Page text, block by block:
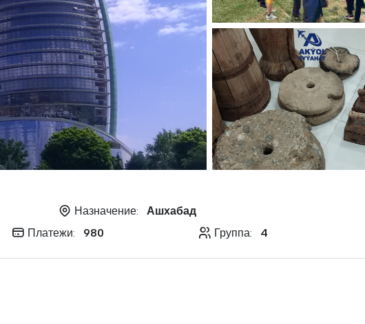
Назначение:
Ашхабад
Платежи: 980 Группа: 4